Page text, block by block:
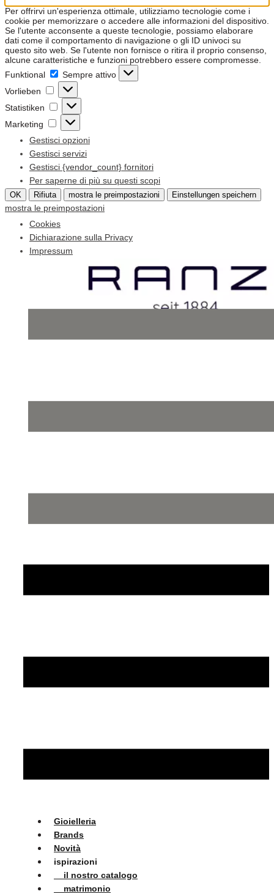
Per offrirvi un'esperienza ottimale, utilizziamo tecnologie come i
cookie per memorizzare o accedere alle informazioni del dispositivo.
Se l'utente acconsente a queste tecnologie, possiamo elaborare
dati come il comportamento di navigazione o gli ID univoci su
questo sito web. Se l'utente non fornisce o ritira il proprio consenso,
alcune caratteristiche e funzioni potrebbero essere compromesse.
Funktional
Funktional
Sempre attivo
Vorlieben
Vorlieben
Statistiken
Statistiken
Marketing
Marketing
Gestisci opzioni
Gestisci servizi
Gestisci {vendor_count} fornitori
Per saperne di più su questi scopi
OK Rifiuta mostra le preimpostazioni Einstellungen speichern
mostra le preimpostazioni
Cookies
Dichiarazione sulla Privacy
Impressum
Gioielleria
Brands
Novità
ispirazioni
il nostro catalogo
matrimonio